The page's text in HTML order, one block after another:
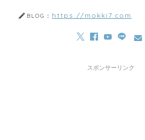
BLOG： https://mokki7.com
スポンサーリンク